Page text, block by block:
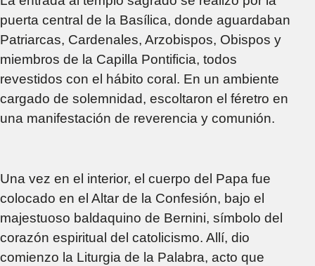
puerta central de la Basílica, donde aguardaban
Patriarcas, Cardenales, Arzobispos, Obispos y
miembros de la Capilla Pontificia, todos
revestidos con el hábito coral. En un ambiente
cargado de solemnidad, escoltaron el féretro en
una manifestación de reverencia y comunión.
Una vez en el interior, el cuerpo del Papa fue
colocado en el Altar de la Confesión, bajo el
majestuoso baldaquino de Bernini, símbolo del
corazón espiritual del catolicismo. Allí, dio
comienzo la Liturgia de la Palabra, acto que